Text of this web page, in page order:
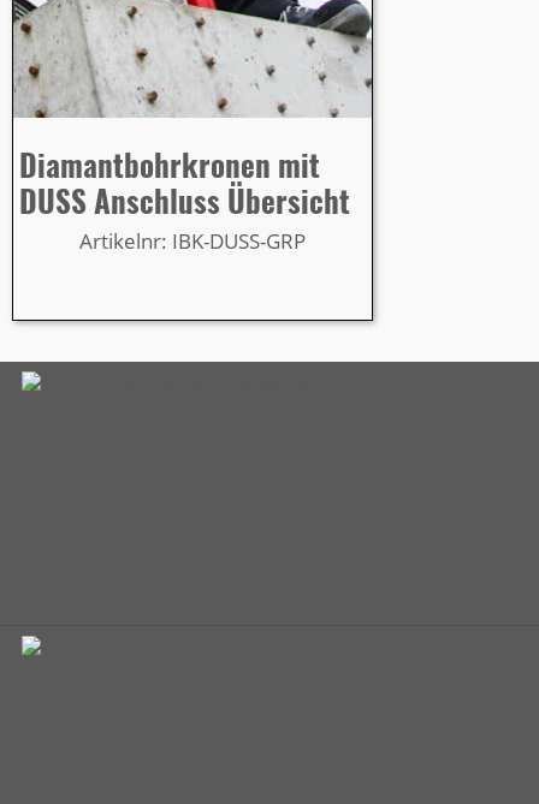
Diamantbohrkronen mit
DUSS Anschluss Übersicht
Artikelnr: IBK-DUSS-GRP